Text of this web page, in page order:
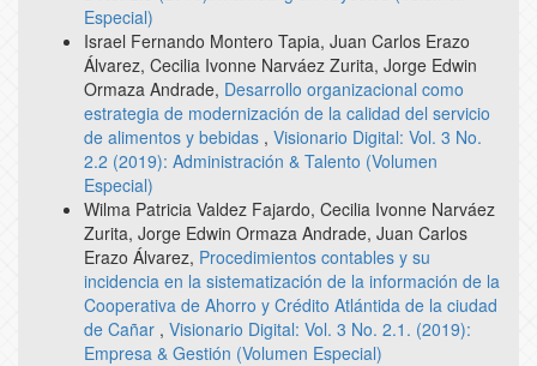
Especial)
Israel Fernando Montero Tapia, Juan Carlos Erazo
Álvarez, Cecilia Ivonne Narváez Zurita, Jorge Edwin
Ormaza Andrade, Desarrollo organizacional como
estrategia de modernización de la calidad del servicio
de alimentos y bebidas , Visionario Digital: Vol. 3 No.
2.2 (2019): Administración & Talento (Volumen
Especial)
Wilma Patricia Valdez Fajardo, Cecilia Ivonne Narváez
Zurita, Jorge Edwin Ormaza Andrade, Juan Carlos
Erazo Álvarez, Procedimientos contables y su
incidencia en la sistematización de la información de la
Cooperativa de Ahorro y Crédito Atlántida de la ciudad
de Cañar , Visionario Digital: Vol. 3 No. 2.1. (2019):
Empresa & Gestión (Volumen Especial)